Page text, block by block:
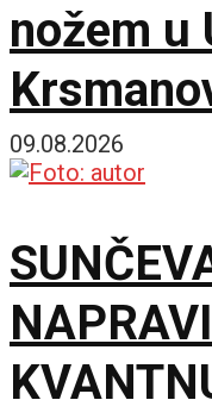
nožem u
09.08.2026